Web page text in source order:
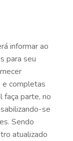
informar ao
para seu
e completas
faça parte, no
se
Sendo
atualizado